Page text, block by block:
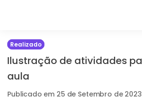
Realizado
Ilustração de atividades
aula
Publicado em 25 de Setembro de